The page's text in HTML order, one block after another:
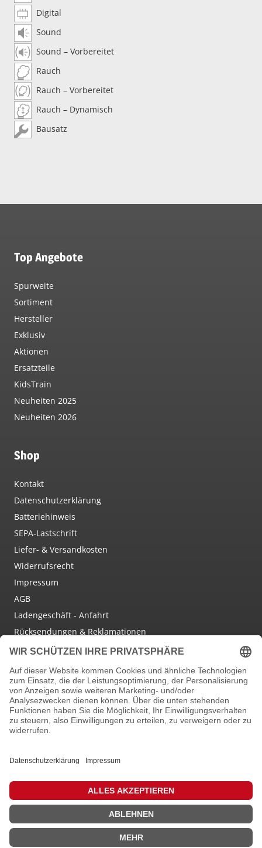
Digital
Sound
Sound – Vorbereitet
Rauch
Rauch – Vorbereitet
Rauch – Dynamisch
Bausatz
Top Angebote
Spurweite
Sortiment
Hersteller
Exklusiv
Aktionen
Ersatzteile
KidsTrain
Neuheiten 2025
Neuheiten 2026
Shop
Kontakt
Datenschutzerklärung
Batteriehinweis
SEPA-Lastschrift
Liefer- & Versandkosten
Widerrufsrecht
Impressum
AGB
Ladengeschäft - Anfahrt
Rücksendungen & Reklamationen
Social Media
Facebook
Instagram